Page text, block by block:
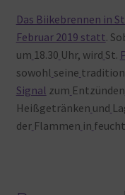
Das Biikebrennen in
Februar 2019 statt.
um 18.30 Uhr, wird St.
sowohl seine
Signal zum Entzünden
Heißgetränken und
der Flammen in